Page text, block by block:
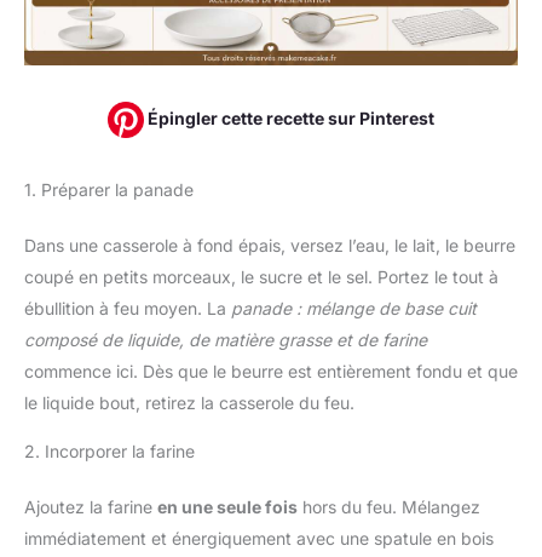
Épingler cette recette sur Pinterest
1. Préparer la panade
Dans une casserole à fond épais, versez l’eau, le lait, le beurre
coupé en petits morceaux, le sucre et le sel. Portez le tout à
ébullition à feu moyen. La panade : mélange de base cuit
composé de liquide, de matière grasse et de farine
commence ici. Dès que le beurre est entièrement fondu et que
le liquide bout, retirez la casserole du feu.
2. Incorporer la farine
Ajoutez la farine en une seule fois hors du feu. Mélangez
immédiatement et énergiquement avec une spatule en bois